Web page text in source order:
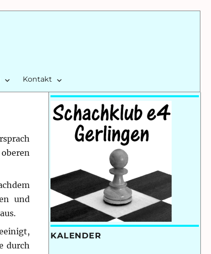
Kontakt
und
durch
KALENDER